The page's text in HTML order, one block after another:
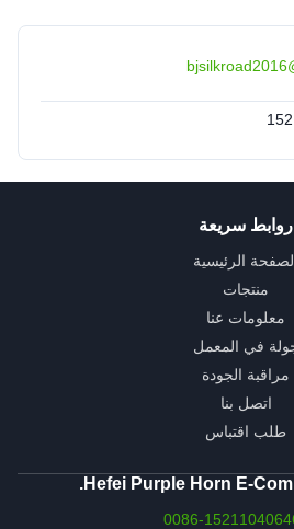
روابط سريعة
الرئيسية
منتجات
معلومات عنا
في المعمل
مراقبة الجودة
اتصل بنا
طلب اقتباس
Hefei Purple Horn E-
0086-